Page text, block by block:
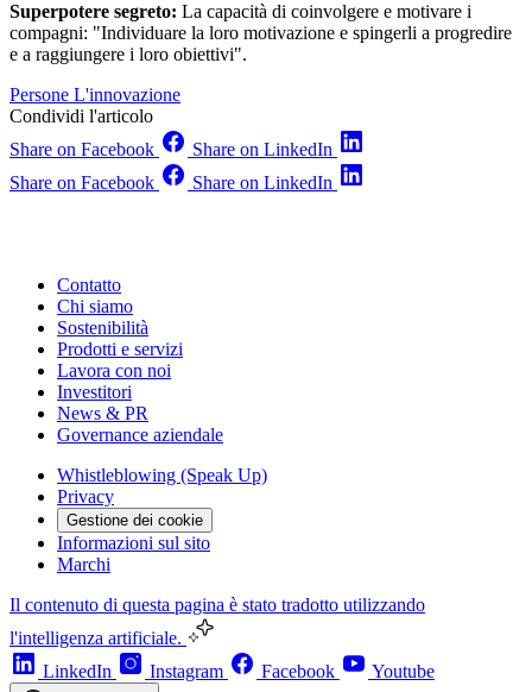
Superpotere segreto: La capacità di coinvolgere e motivare i
compagni: "Individuare la loro motivazione e spingerli a progredire
e a raggiungere i loro obiettivi".
Persone L'innovazione
Condividi l'articolo
Share on Facebook
Share on LinkedIn
Share on Facebook
Share on LinkedIn
Contatto
Chi siamo
Sostenibilità
Prodotti e servizi
Lavora con noi
Investitori
News & PR
Governance aziendale
Whistleblowing (Speak Up)
Privacy
Gestione dei cookie
Informazioni sul sito
Marchi
Il contenuto di questa pagina è stato tradotto utilizzando
l'intelligenza artificiale.
LinkedIn
Instagram Facebook Youtube